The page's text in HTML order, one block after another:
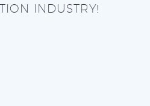
INDUSTRY!